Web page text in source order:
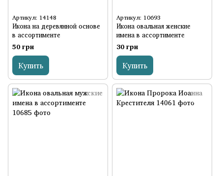
Артикул: 14148
Икона на деревянной основе
в ассортименте
50 грн
Купить
Артикул: 10693
Икона овальная женские
имена в ассортименте
30 грн
Купить